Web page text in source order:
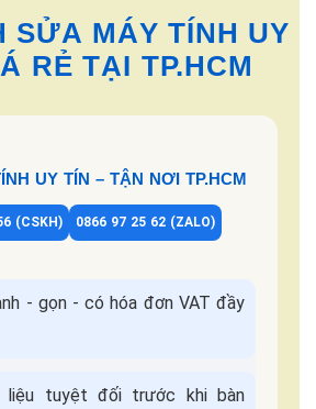
SỬA MÁY TÍNH UY
RẺ TẠI TP.HCM
UY TÍN – TẬN NƠI TP.HCM
(CSKH) 0866 97 25 62 (ZALO)
- gọn - có hóa đơn VAT đầy
liệu tuyệt đối trước khi bàn